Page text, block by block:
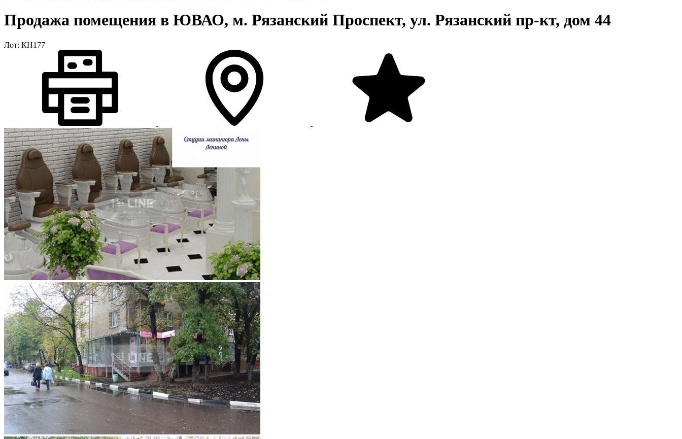
Продажа помещения в ЮВАО, м. Рязанский Проспект, ул. Рязанский пр-кт, дом 44
Лот: КН177